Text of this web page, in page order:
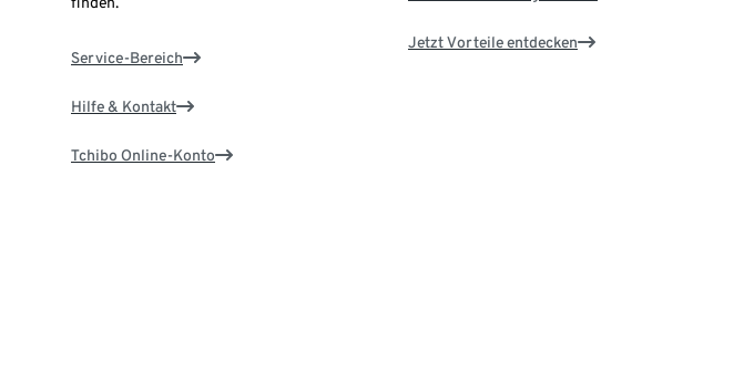
Service-Bereich
Hilfe & Kontakt
Tchibo Online-Konto
Jetzt Vorteile entdecken